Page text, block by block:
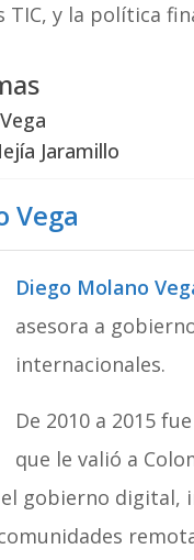
TIC, y la política
Jaramillo
Vega
Diego Molano
asesora a
internacionales.
De 2010 a 2015
que le valió a
gobierno digital,